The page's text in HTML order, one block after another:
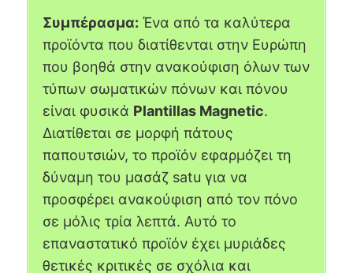
Συμπέρασμα: Ένα από τα καλύτερα
προϊόντα που διατίθενται στην Ευρώπη
που βοηθά στην ανακούφιση όλων των
τύπων σωματικών πόνων και πόνου
είναι φυσικά Plantillas Magnetic.
Διατίθεται σε μορφή πάτους
παπουτσιών, το προϊόν εφαρμόζει τη
δύναμη του μασάζ satu για να
προσφέρει ανακούφιση από τον πόνο
σε μόλις τρία λεπτά. Αυτό το
επαναστατικό προϊόν έχει μυριάδες
θετικές κριτικές σε σχόλια και